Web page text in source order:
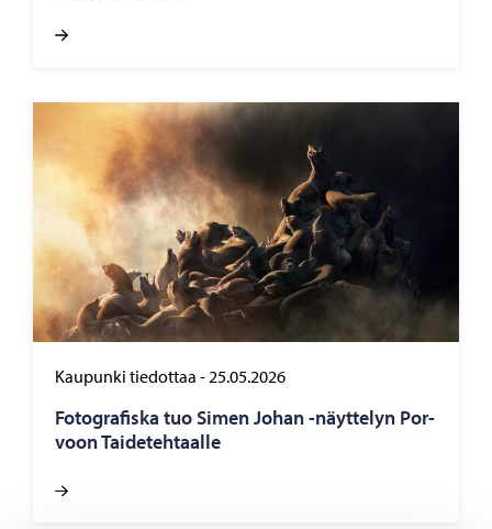
Kaupunki tiedottaa -25.05.2026
Fo­to­gra­fis­ka tuo Simen Johan -​näyttelyn Por­
voon Tai­de­teh­taal­le